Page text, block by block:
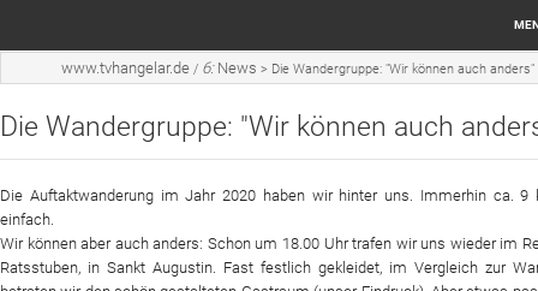
Startseite
Sportangebot
Verein
Website
www.tvhangelar.de / 6: News > Die Wandergruppe: "Wir können auch anders"
Die Wandergruppe: "Wir können auch
Die Auftaktwanderung im Jahr 2020 haben wir hinter uns. Immerhin ca. 9
einfach.
Wir können aber auch anders: Schon um 18.00 Uhr trafen wir uns wieder im
Ratsstuben, in Sankt Augustin. Fast festlich gekleidet, im Vergleich zur